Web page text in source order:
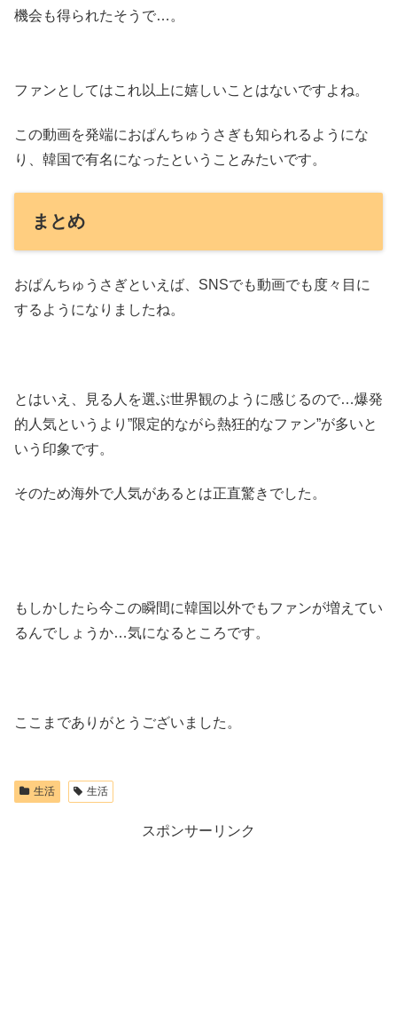
機会も得られたそうで…。
ファンとしてはこれ以上に嬉しいことはないですよね。
この動画を発端におぱんちゅうさぎも知られるようにな
り、韓国で有名になったということみたいです。
まとめ
おぱんちゅうさぎといえば、SNSでも動画でも度々目に
するようになりましたね。
とはいえ、見る人を選ぶ世界観のように感じるので…爆発
的人気というより”限定的ながら熱狂的なファン”が多いと
いう印象です。
そのため海外で人気があるとは正直驚きでした。
もしかしたら今この瞬間に韓国以外でもファンが増えてい
るんでしょうか…気になるところです。
ここまでありがとうございました。
生活 生活
スポンサーリンク